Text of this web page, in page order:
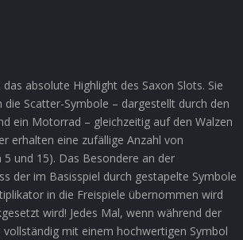
absolute Highlight des Saxon Slots. Sie
Scatter-Symbole – dargestellt durch den
ein Motorrad – gleichzeitig auf den Walzen
erhalten eine zufällige Anzahl von
5 und 15). Das Besondere an der
der im Basisspiel durch gestapelte Symbole
in die Freispiele übernommen wird
wird! Jedes Mal, wenn während der
vollständig mit einem hochwertigen Symbol